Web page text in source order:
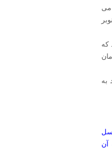
می‌
که
به‌
آن